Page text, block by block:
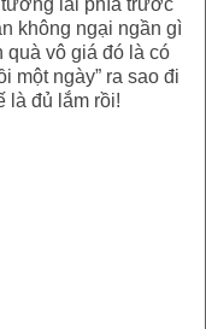
không ngại ngần gì
quà vô giá đó là có
một ngày” ra sao đi
là đủ lắm rồi!